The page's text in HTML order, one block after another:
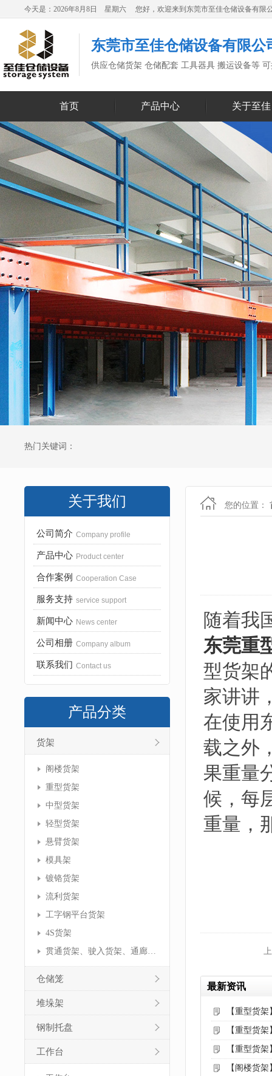
今天是：2026年8月8日 星期六 您好，欢迎来到东莞市至佳仓储设备有限
东莞市至佳仓储设备有限公
供应仓储货架 仓储配套 工具器具 搬运设备等
首页 产品中心 关于至佳
热门关键词：
关于我们
公司简介 Company profile
产品中心 Product center
合作案例 Cooperation Case
服务支持 service support
新闻中心 News center
公司相册 Company album
联系我们 Contact us
产品分类
货架
阁楼货架
重型货架
中型货架
轻型货架
悬臂货架
模具架
镀铬货架
流利货架
工字钢平台货架
4S货架
贯通货架、驶入货架、通廊货架
仓储笼
堆垛架
钢制托盘
工作台
您的位置：
随着我
东莞重
型货架
家讲讲
在使用
载之外
果重量
候，每
重量，
最新资讯
【重型货
【重型货
【重型货
【阁楼货